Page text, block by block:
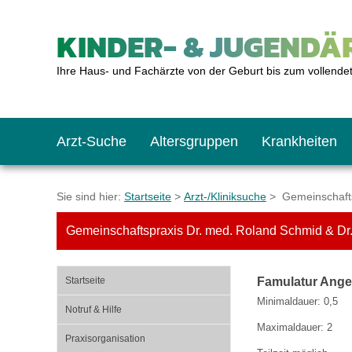
KINDER- &
Ihre Haus- und Fachärzte von der Geburt bis zum
Arzt-Suche Altersgruppen
Das erste Jahr
Schulkinder
Jugendliche
Krankheiten
Baby: U1 bis U6
Schulkind: U10 bis
Teenager: J1 bis J2
Impfkalender
Was muss man
Impfreaktionen
Notrufnummern
Hausapotheke
Sofortmaßnahmen
Notdienste
Gesundheitsämter
Link-Tipps
BMI-Rechner
Blutdruckrechner
Wachstum-Rechner
Sie sind hier: Startseite > Arzt-/Kliniksuche >
Gemeinschaftspraxis Dr. med. Roland Schmid &
Startseite
Notruf & Hilfe
Praxisorganisation
Famulatur
Minimaldauer: 0,5
Maximaldauer: 2